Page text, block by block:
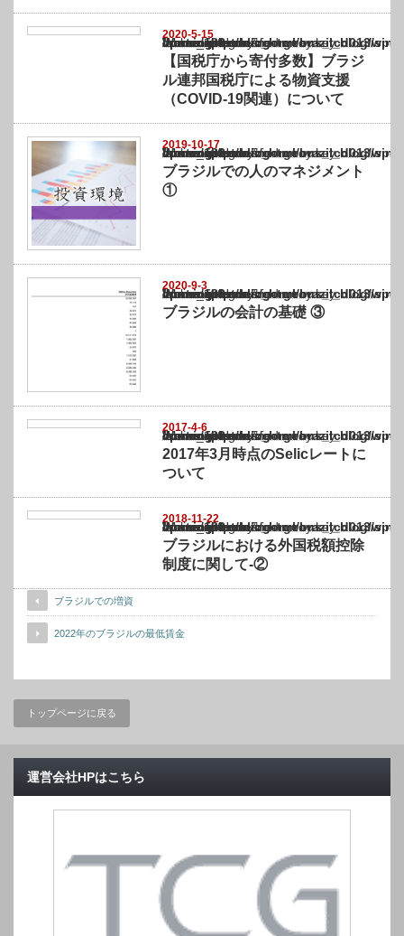
2020-5-15
Warning
: Undefined array key "show_category" in
/home/netst/kuno-cpa.co.jp/public_html/brazil_blog/wp-content/themes/
on line183
【国税庁から寄付多数】ブラジ
ル連邦国税庁による物資支援
（COVID-19関連）について
2019-10-17
Warning
: Undefined array key "show_category" in
/home/netst/kuno-cpa.co.jp/public_html/brazil_blog/wp-content/themes/
on line183
ブラジルでの人のマネジメント
①
2020-9-3
Warning
: Undefined array key "show_category" in
/home/netst/kuno-cpa.co.jp/public_html/brazil_blog/wp-content/themes/
on line183
ブラジルの会計の基礎 ③
2017-4-6
Warning
: Undefined array key "show_category" in
/home/netst/kuno-cpa.co.jp/public_html/brazil_blog/wp-content/themes/
on line183
2017年3月時点のSelicレートに
ついて
2018-11-22
Warning
: Undefined array key "show_category" in
/home/netst/kuno-cpa.co.jp/public_html/brazil_blog/wp-content/themes/
on line183
ブラジルにおける外国税額控除
制度に関して-②
ブラジルでの増資
2022年のブラジルの最低賃金
トップページに戻る
運営会社HPはこちら